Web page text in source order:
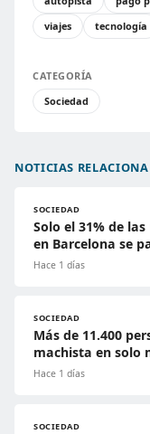
viajes
tecnología
CATEGORÍA
Sociedad
NOTICIAS
SOCIEDAD
Solo el 31% de
en Barcelona se
Hace 1 días
SOCIEDAD
Más de 11.400
machista en solo
Hace 1 días
SOCIEDAD